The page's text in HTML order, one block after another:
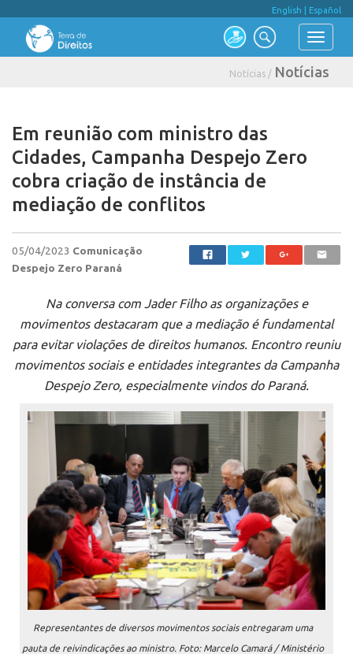
English Español
Notícias / Notícias
Em reunião com ministro das
Cidades, Campanha Despejo Zero
cobra criação de instância de
mediação de conflitos
05/04/2023 Comunicação
Despejo Zero Paraná
Na conversa com Jader Filho as organizações e
movimentos destacaram que a mediação é fundamental
para evitar violações de direitos humanos. Encontro reuniu
movimentos sociais e entidades integrantes da Campanha
Despejo Zero, especialmente vindos do Paraná.
Representantes de diversos movimentos sociais entregaram uma
pauta de reivindicações ao ministro. Foto: Marcelo Camará / Ministério